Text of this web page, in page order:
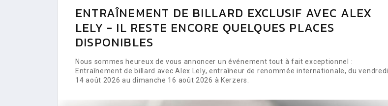
ENTRAÎNEMENT DE BILLARD EXCLUSIF AVEC ALEX
LELY - IL RESTE ENCORE QUELQUES PLACES
DISPONIBLES
Nous sommes heureux de vous annoncer un événement tout à fait exceptionnel :
Entraînement de billard avec Alex Lely, entraîneur de renommée internationale, du vendredi
14 août 2026 au dimanche 16 août 2026 à Kerzers.